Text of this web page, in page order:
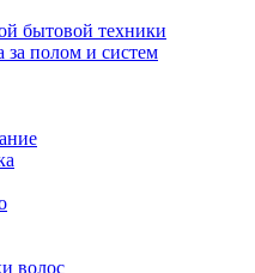
бытовой техники
за полом и систем
волос